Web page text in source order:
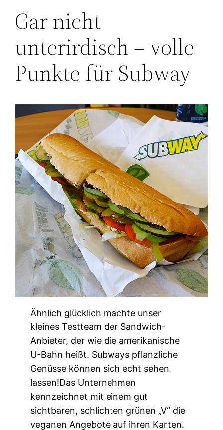
Gar nicht
unterirdisch – volle
Punkte für Subway
Ähnlich glücklich machte unser
kleines Testteam der Sandwich-
Anbieter, der wie die amerikanische
U-Bahn heißt. Subways pflanzliche
Genüsse können sich echt sehen
lassen!Das Unternehmen
kennzeichnet mit einem gut
sichtbaren, schlichten grünen „V“ die
veganen Angebote auf ihren Karten.